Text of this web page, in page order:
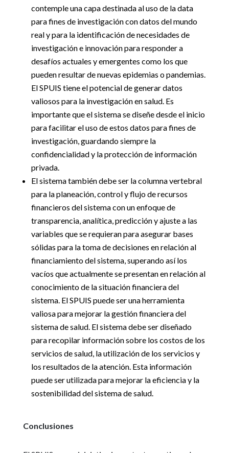
contemple una capa destinada al uso de la data
para fines de investigación con datos del mundo
real y para la identificación de necesidades de
investigación e innovación para responder a
desafíos actuales y emergentes como los que
pueden resultar de nuevas epidemias o pandemias.
El SPUIS tiene el potencial de generar datos
valiosos para la investigación en salud. Es
importante que el sistema se diseñe desde el inicio
para facilitar el uso de estos datos para fines de
investigación, guardando siempre la
confidencialidad y la protección de información
privada.
El sistema también debe ser la columna vertebral
para la planeación, control y flujo de recursos
financieros del sistema con un enfoque de
transparencia, analítica, predicción y ajuste a las
variables que se requieran para asegurar bases
sólidas para la toma de decisiones en relación al
financiamiento del sistema, superando así los
vacíos que actualmente se presentan en relación al
conocimiento de la situación financiera del
sistema. El SPUIS puede ser una herramienta
valiosa para mejorar la gestión financiera del
sistema de salud. El sistema debe ser diseñado
para recopilar información sobre los costos de los
servicios de salud, la utilización de los servicios y
los resultados de la atención. Esta información
puede ser utilizada para mejorar la eficiencia y la
sostenibilidad del sistema de salud.
Conclusiones